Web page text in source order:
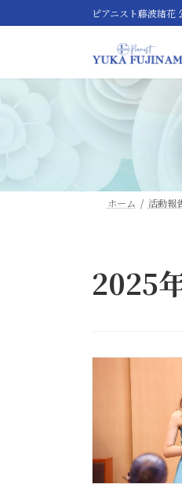
ン
ッ
プ
ビ
移
動
ピアニスト藤波結
ホーム 活動報
2025